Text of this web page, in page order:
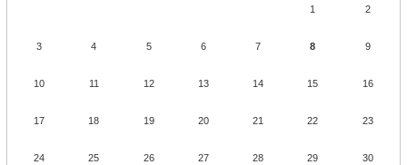
1 2
3 4 5 6 7 8 9
10 11 12 13 14 15 16
17 18 19 20 21 22 23
24 25 26 27 28 29 30